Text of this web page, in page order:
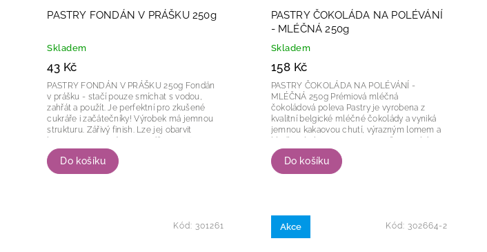
PASTRY FONDÁN V PRÁŠKU 250g
Skladem
43 Kč
Do košíku
PASTRY FONDÁN V PRÁŠKU 250g Fondán
v prášku - stačí pouze smíchat s vodou,
zahřát a použít. Je perfektní pro zkušené
cukráře i začátečníky! Výrobek má jemnou
strukturu. Zářivý finish. Lze jej obarvit
PASTRY ČOKOLÁDA NA POLÉVÁNÍ
- MLÉČNÁ 250g
Skladem
158 Kč
Do košíku
PASTRY ČOKOLÁDA NA POLÉVÁNÍ -
MLÉČNÁ 250g Prémiová mléčná
čokoládová poleva Pastry je vyrobena z
kvalitní belgické mléčné čokolády a vyniká
jemnou kakaovou chutí, výrazným lomem a
obsahu kakaového másla se...
Kód: 301261 Akce Kód: 302664-2